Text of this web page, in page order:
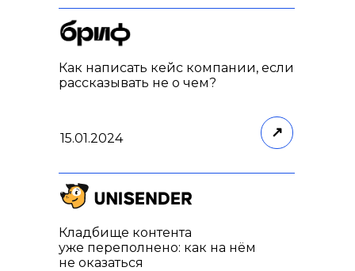
Кладбище контента
уже переполнено: как на нём
не оказаться
Как написать кейс компании, если
рассказывать не о чем?
15.01.2024 ↗
Вебинары как канал продаж: с чего
спецпроекты
13.10.2022
29.11.2022